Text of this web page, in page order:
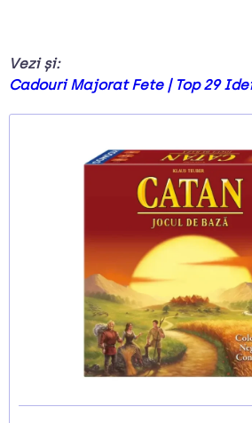
Vezi și:
Cadouri Majorat Fete | Top 29